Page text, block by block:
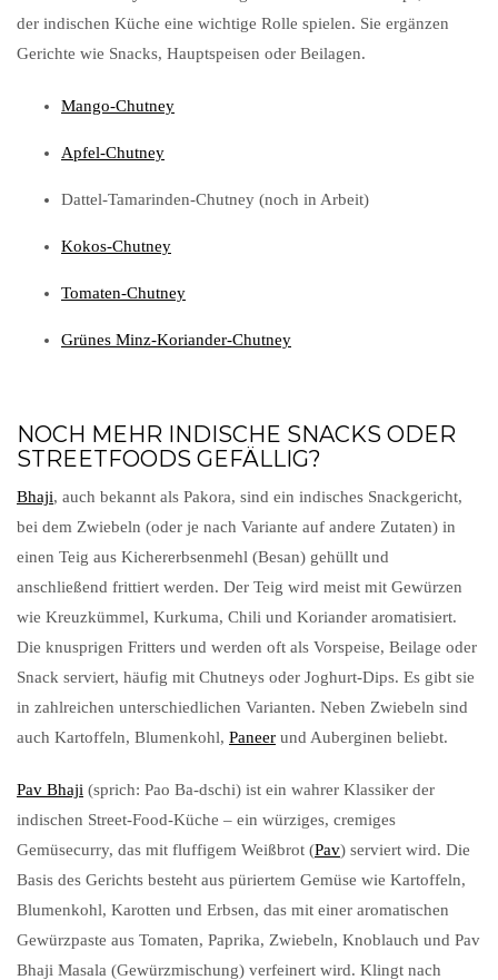
der indischen Küche eine wichtige Rolle spielen. Sie ergänzen
Gerichte wie Snacks, Hauptspeisen oder Beilagen.
Mango-Chutney
Apfel-Chutney
Dattel-Tamarinden-Chutney (noch in Arbeit)
Kokos-Chutney
Tomaten-Chutney
Grünes Minz-Koriander-Chutney
NOCH MEHR INDISCHE SNACKS ODER
STREETFOODS GEFÄLLIG?
Bhaji, auch bekannt als Pakora, sind ein indisches Snackgericht,
bei dem Zwiebeln (oder je nach Variante auf andere Zutaten) in
einen Teig aus Kichererbsenmehl (Besan) gehüllt und
anschließend frittiert werden. Der Teig wird meist mit Gewürzen
wie Kreuzkümmel, Kurkuma, Chili und Koriander aromatisiert.
Die knusprigen Fritters und werden oft als Vorspeise, Beilage oder
Snack serviert, häufig mit Chutneys oder Joghurt-Dips. Es gibt sie
in zahlreichen unterschiedlichen Varianten. Neben Zwiebeln sind
auch Kartoffeln, Blumenkohl, Paneer und Auberginen beliebt.
Pav Bhaji (sprich: Pao Ba-dschi) ist ein wahrer Klassiker der
indischen Street-Food-Küche – ein würziges, cremiges
Gemüsecurry, das mit fluffigem Weißbrot (Pav) serviert wird. Die
Basis des Gerichts besteht aus püriertem Gemüse wie Kartoffeln,
Blumenkohl, Karotten und Erbsen, das mit einer aromatischen
Gewürzpaste aus Tomaten, Paprika, Zwiebeln, Knoblauch und Pav
Bhaji Masala (Gewürzmischung) verfeinert wird. Klingt nach